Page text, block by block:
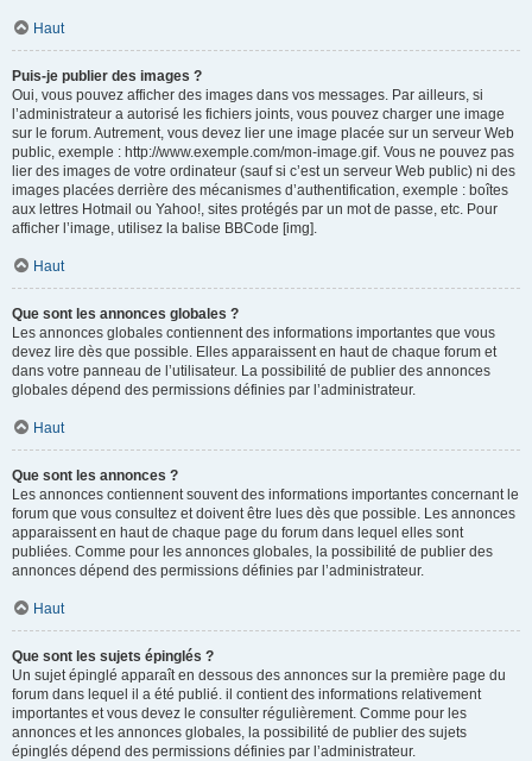
Haut
Puis-je publier des images ?
Oui, vous pouvez afficher des images dans vos messages. Par ailleurs, si
l’administrateur a autorisé les fichiers joints, vous pouvez charger une image
sur le forum. Autrement, vous devez lier une image placée sur un serveur Web
public, exemple : http://www.exemple.com/mon-image.gif. Vous ne pouvez pas
lier des images de votre ordinateur (sauf si c’est un serveur Web public) ni des
images placées derrière des mécanismes d’authentification, exemple : boîtes
aux lettres Hotmail ou Yahoo!, sites protégés par un mot de passe, etc. Pour
afficher l’image, utilisez la balise BBCode [img].
Haut
Que sont les annonces globales ?
Les annonces globales contiennent des informations importantes que vous
devez lire dès que possible. Elles apparaissent en haut de chaque forum et
dans votre panneau de l’utilisateur. La possibilité de publier des annonces
globales dépend des permissions définies par l’administrateur.
Haut
Que sont les annonces ?
Les annonces contiennent souvent des informations importantes concernant le
forum que vous consultez et doivent être lues dès que possible. Les annonces
apparaissent en haut de chaque page du forum dans lequel elles sont
publiées. Comme pour les annonces globales, la possibilité de publier des
annonces dépend des permissions définies par l’administrateur.
Haut
Que sont les sujets épinglés ?
Un sujet épinglé apparaît en dessous des annonces sur la première page du
forum dans lequel il a été publié. il contient des informations relativement
importantes et vous devez le consulter régulièrement. Comme pour les
annonces et les annonces globales, la possibilité de publier des sujets
épinglés dépend des permissions définies par l’administrateur.